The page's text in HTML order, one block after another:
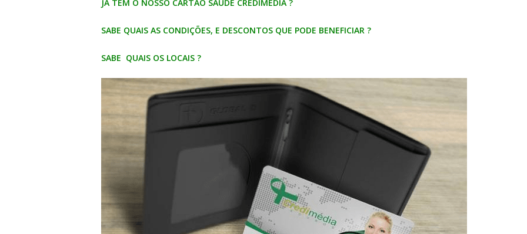
JÁ TEM O NOSSO CARTÃO SAÚDE CREDIMÉDIA ?
SABE QUAIS AS CONDIÇÕES, E DESCONTOS QUE PODE BENEFICIAR ?
SABE QUAIS OS LOCAIS ?